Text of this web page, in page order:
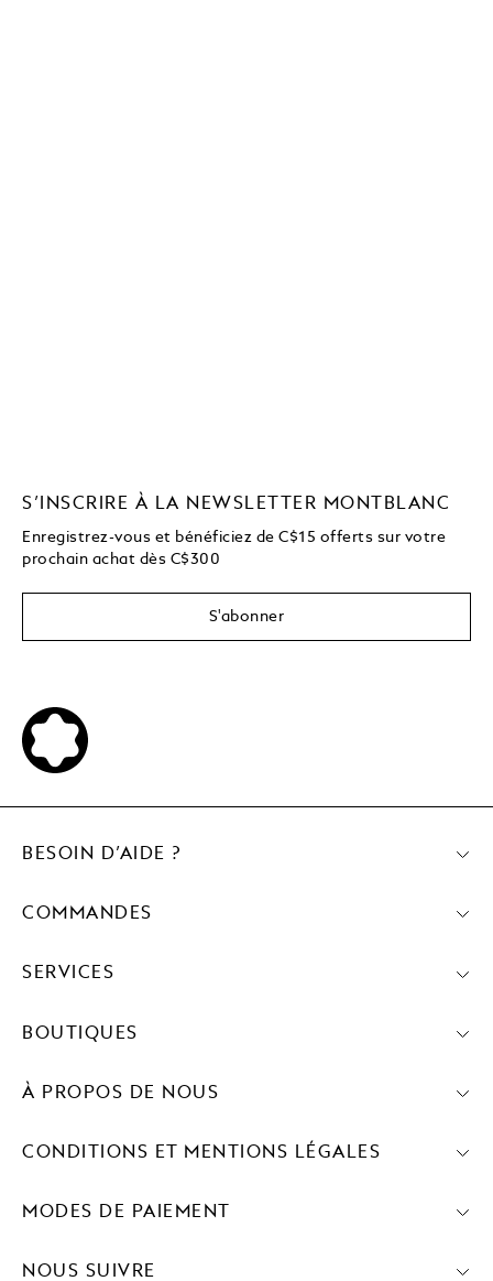
S’INSCRIRE À LA NEWSLETTER MONTBLANC
Enregistrez-vous et bénéficiez de C$15 offerts sur votre
prochain achat dès C$300
S'abonner
MODES DE PAIEMENT
NOUS SUIVRE
BESOIN D’AIDE ?
COMMANDES
SERVICES
BOUTIQUES
À PROPOS DE NOUS
CONDITIONS ET MENTIONS LÉGALES